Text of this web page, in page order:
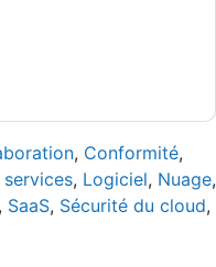
, Conformité,
, Logiciel, Nuage,
, SaaS, Sécurité du cloud,